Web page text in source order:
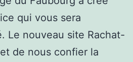
qui vous sera
Le nouveau site Rachat-
de nous confier la